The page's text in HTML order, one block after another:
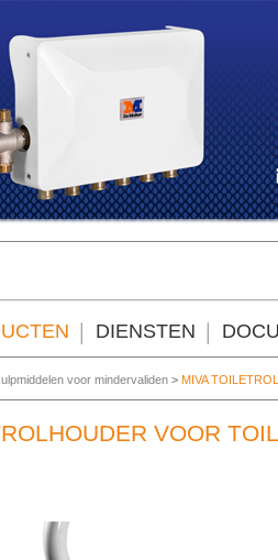
DIENSTEN
voor mindervaliden > MIVA
VOOR